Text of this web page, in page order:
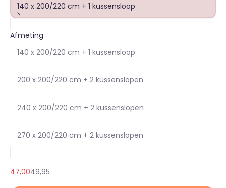
140 x 200/220 cm + 1 kussensloop
Afmeting
140 x 200/220 cm + 1 kussensloop
200 x 200/220 cm + 2 kussenslopen
240 x 200/220 cm + 2 kussenslopen
270 x 200/220 cm + 2 kussenslopen
Aanbiedingsprijs
47,00Normale prijs
49,95